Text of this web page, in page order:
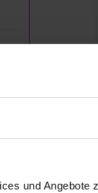
und Angebote